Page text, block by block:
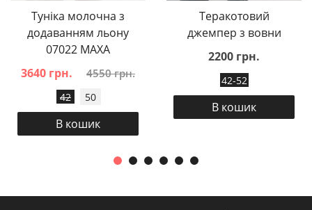
Туніка молочна з
додаванням льону
07022 MAXA
3640 грн.
4550 грн.
42 50
В кошик
Теракотовий
джемпер з вовни
2200 грн.
42-52
В кошик